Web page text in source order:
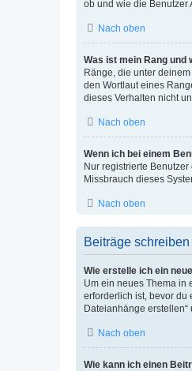
ob und wie die Benutzer
Nach oben
Was ist mein Rang und
Ränge, die unter
den Wortlaut eines
dieses Verhalten nicht
Nach oben
Wenn ich bei einem
Nur registrierte
Missbrauch dieses
Nach oben
Beiträge schreiben
Wie erstelle ich ein
Um ein neues Thema in
erforderlich ist, bevor du
Dateianhänge erstellen“
Nach oben
Wie kann ich einen